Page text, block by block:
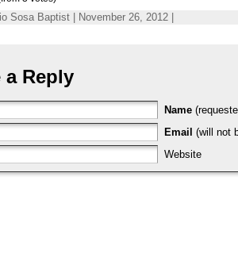
Sosa Baptist | November 26, 2012 |
a Reply
Name
Email (will not
Website